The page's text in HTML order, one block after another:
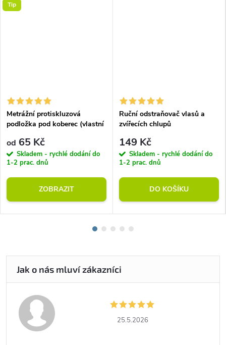
Tip
Metrážní protiskluzová
podložka pod koberec (vlastní
od 65 Kč
Skladem - rychlé dodání do
1-2 prac. dnů
ZOBRAZIT
Ruční odstraňovač vlasů a
zvířecích chlupů
149 Kč
Skladem - rychlé dodání do
1-2 prac. dnů
DO KOŠÍKU
25.5.2026